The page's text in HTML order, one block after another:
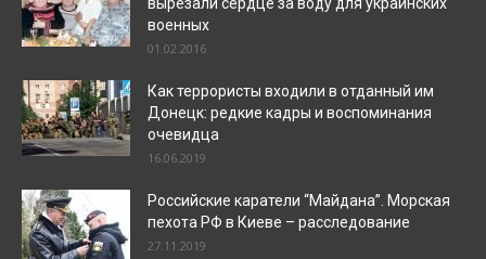
вырезали сердце за воду для украинских
военных
01.02.2016
Как террористы входили в отданный им
Донецк: редкие кадры и воспоминания
очевидца
16.06.2019
Российские каратели “Майдана”. Морская
пехота РФ в Киеве – расследование
27.11.2019